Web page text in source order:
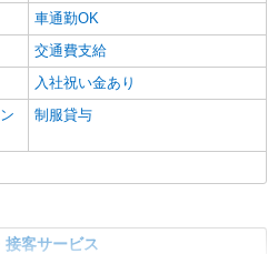
車通勤OK
交通費支給
入社祝い金あり
制服貸与
接客サービス